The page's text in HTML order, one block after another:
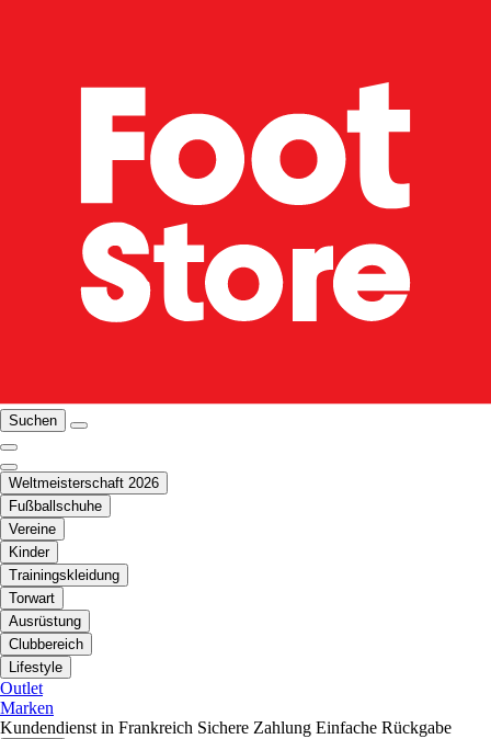
Suchen
Weltmeisterschaft 2026
Fußballschuhe
Vereine
Kinder
Trainingskleidung
Torwart
Ausrüstung
Clubbereich
Lifestyle
Outlet
Marken
Kundendienst in Frankreich Sichere Zahlung Einfache Rückgabe